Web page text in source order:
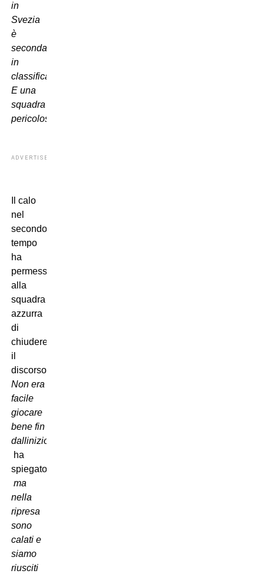
in
Svezia
è
seconda
in
classifica.
E una
squadra
pericolosa
ADVERTISEMENT
Il calo
nel
secondo
tempo
ha
permesso
alla
squadra
azzurra
di
chiudere
il
discorso.
Non era
facile
giocare
bene fin
dallinizio,
 ha
spiegato
ma
nella
ripresa
sono
calati e
siamo
riusciti